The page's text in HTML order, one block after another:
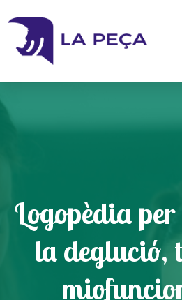
Logopèdia
la deglució,